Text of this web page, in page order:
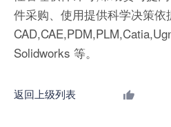
件采购、使用提供科学决策
Solidworks 等。
返回上级列表